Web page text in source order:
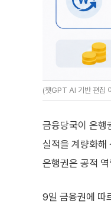
(챗GPT AI 기반 편집
금융당국이 은행
실적을 계량화해
은행권은 공적
9일 금융권에 따